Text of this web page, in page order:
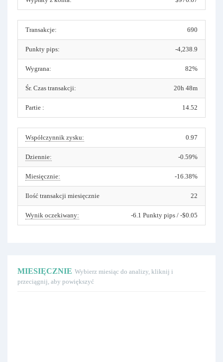
Transakcje: 690
Punkty pips: -4,238.9
Wygrana: 82%
Śr. Czas transakcji: 20h 48m
Partie : 14.52
Współczynnik zysku: 0.97
Dziennie: -0.59%
Miesięcznie: -16.38%
Ilość transakcji miesięcznie 22
Wynik oczekiwany: -6.1 Punkty pips / -$0.05
MIESIĘCZNIE Wybierz miesiąc do analizy, kliknij i
przeciągnij, aby powiększyć